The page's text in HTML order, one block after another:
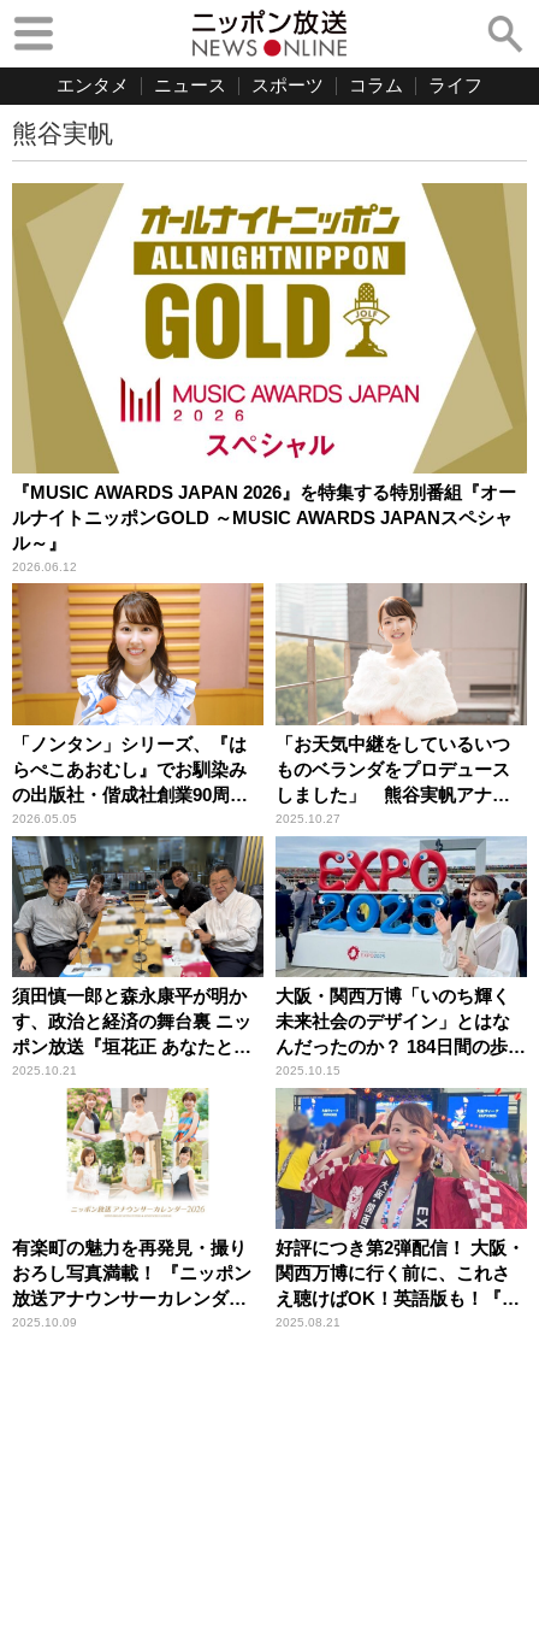
エンタメ ニュース スポーツ コラム ライフ
熊谷実帆
『MUSIC AWARDS JAPAN 2026』を特集する特別番組『オー
ルナイトニッポンGOLD ～MUSIC AWARDS JAPANスペシャ
ル～』
2026.06.12
「ノンタン」シリーズ、『は
らぺこあおむし』でお馴染み
の出版社・偕成社創業90周年
記念ポッドキャスト番組が配
信決定！
2026.05.05
「お天気中継をしているいつ
ものベランダをプロデュース
しました」 熊谷実帆アナウ
ンサー
2025.10.27
須田慎一郎と森永康平が明か
す、政治と経済の舞台裏 ニッ
ポン放送『垣花正 あなたとハ
ッピー！』
2025.10.21
大阪・関西万博「いのち輝く
未来社会のデザイン」とはな
んだったのか？ 184日間の歩み
を振り返る
2025.10.15
有楽町の魅力を再発見・撮り
おろし写真満載！ 『ニッポン
放送アナウンサーカレンダー
2026』
2025.10.09
好評につき第2弾配信！ 大阪・
関西万博に行く前に、これさ
え聴けばOK！英語版も！『熊
谷実帆の絶対楽しい！大阪・
2025.08.21